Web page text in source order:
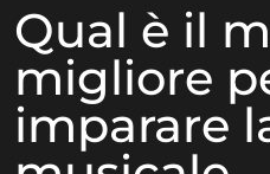
Qual è il
migliore
imparare